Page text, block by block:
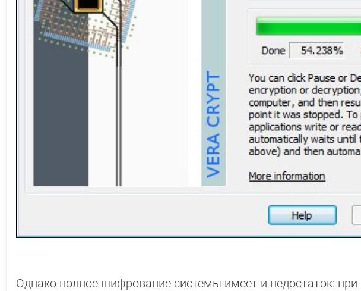
Однако полное шифрование системы имеет и недостаток: